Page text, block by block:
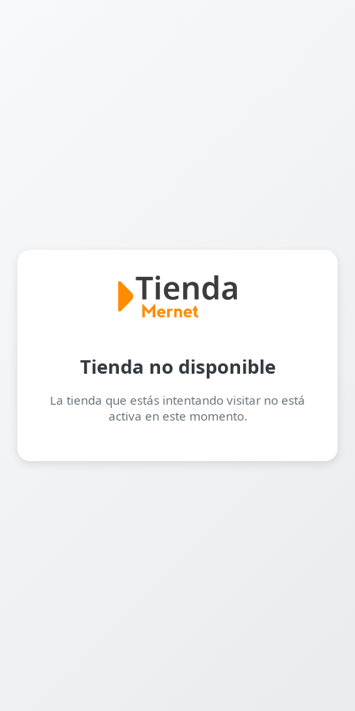
Tienda no disponible
La tienda que estás intentando visitar no está
activa en este momento.